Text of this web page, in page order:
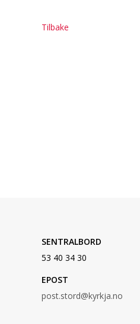
Tilbake
SENTRALBORD
53 40 34 30
EPOST
post.stord@kyrkja.no